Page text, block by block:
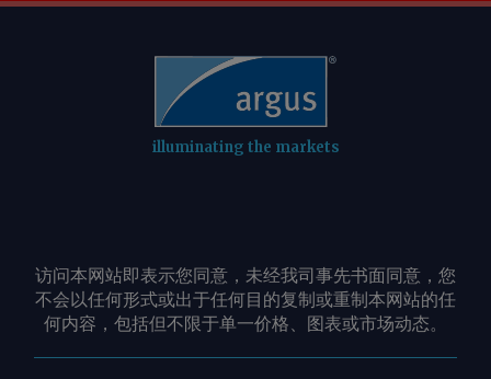
illuminating the markets
访问本网站即表示您同意，未经我司事先书面同意，您
不会以任何形式或出于任何目的复制或重制本网站的任
何内容，包括但不限于单一价格、图表或市场动态。